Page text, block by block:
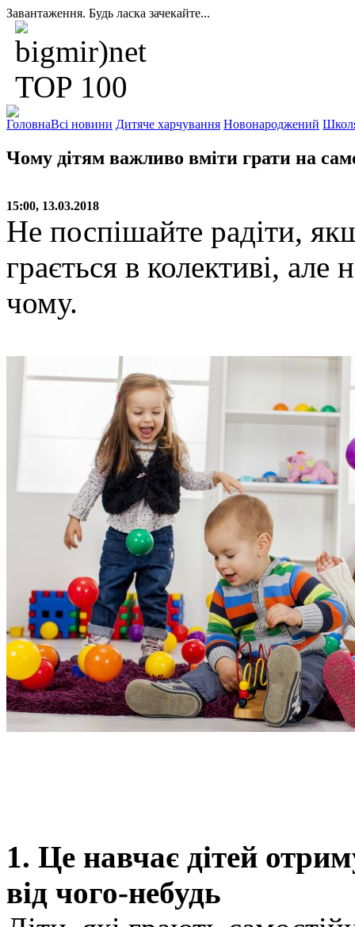
Завантаження. Будь ласка зачекайте...
ГоловнаВсі новини Дитяче харчування Новонароджений
Чому дітям важливо вміти грати на
15:00, 13.03.2018
Не поспішайте радіти,
грається в колективі, але
чому.
1. Це навчає дітей
від чого-небудь